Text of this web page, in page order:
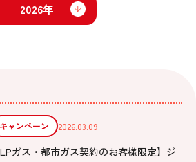
2026年
キャンペーン 2026.03.09
LPガス・都市ガス契約のお客様限定】ジ